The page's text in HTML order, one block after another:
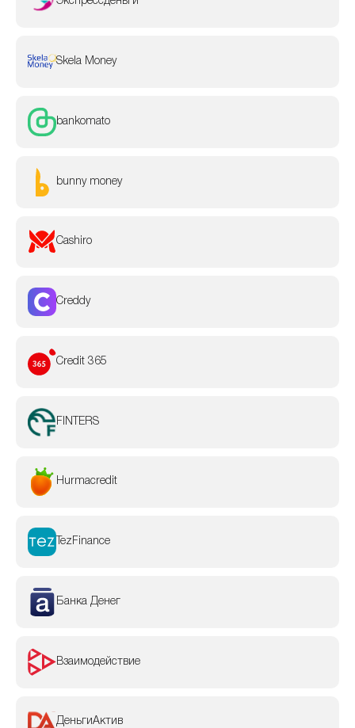
Skela Money
bankomato
bunny money
Cashiro
Creddy
Credit 365
FINTERS
Hurmacredit
TezFinance
Банка Денег
Взаимодействие
ДеньгиАктив